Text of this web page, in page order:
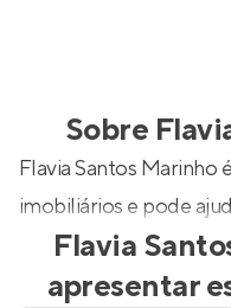
Sobre
Flavia Santos Marinho
imobiliários e pode
Flavia
apresentar